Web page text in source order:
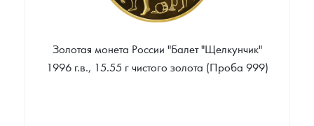
Золотая монета России "Балет "Щелкунчик"
1996 г.в., 15.55 г чистого золота (Проба 999)